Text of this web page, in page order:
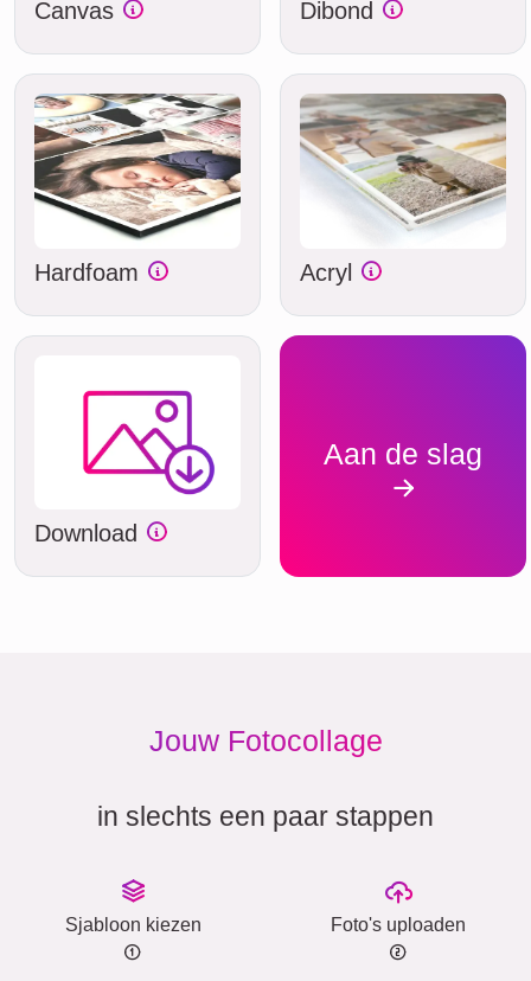
Canvas Dibond
Hardfoam Acryl
Download
Aan de slag
Jouw Fotocollage
in slechts een paar stappen
Sjabloon kiezen Foto's uploaden